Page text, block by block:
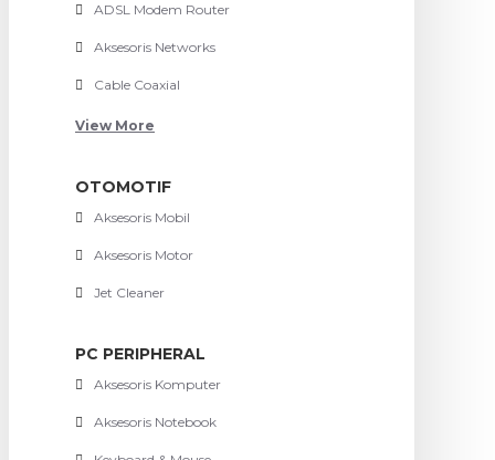
ADSL Modem Router
Aksesoris Networks
Cable Coaxial
View More
OTOMOTIF
Aksesoris Mobil
Aksesoris Motor
Jet Cleaner
PC PERIPHERAL
Aksesoris Komputer
Aksesoris Notebook